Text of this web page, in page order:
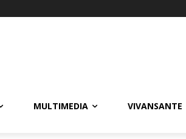
MULTIMEDIA VIVANSANTE